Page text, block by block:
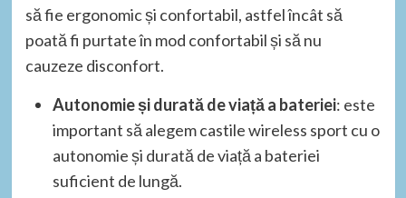
să fie ergonomic și confortabil, astfel încât să
poată fi purtate în mod confortabil și să nu
cauzeze disconfort.
Autonomie și durată de viață a bateriei: este
important să alegem castile wireless sport cu o
autonomie și durată de viață a bateriei
suficient de lungă.